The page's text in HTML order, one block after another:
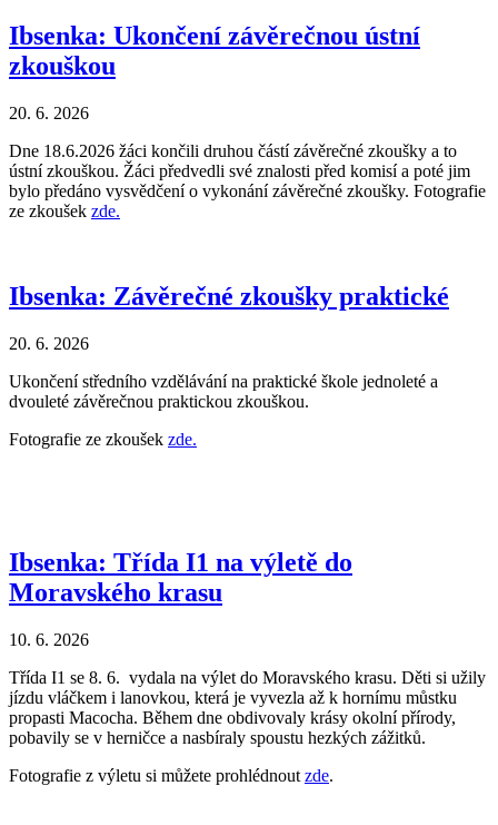
Ibsenka: Ukončení závěrečnou ústní
zkouškou
20. 6. 2026
Dne 18.6.2026 žáci končili druhou částí závěrečné zkoušky a to
ústní zkouškou. Žáci předvedli své znalosti před komisí a poté jim
bylo předáno vysvědčení o vykonání závěrečné zkoušky. Fotografie
ze zkoušek zde.
Ibsenka: Závěrečné zkoušky praktické
20. 6. 2026
Ukončení středního vzdělávání na praktické škole jednoleté a
dvouleté závěrečnou praktickou zkouškou.
Fotografie ze zkoušek zde.
Ibsenka: Třída I1 na výletě do
Moravského krasu
10. 6. 2026
Třída I1 se 8. 6. vydala na výlet do Moravského krasu. Děti si užily
jízdu vláčkem i lanovkou, která je vyvezla až k hornímu můstku
propasti Macocha. Během dne obdivovaly krásy okolní přírody,
pobavily se v herničce a nasbíraly spoustu hezkých zážitků.
Fotografie z výletu si můžete prohlédnout zde.